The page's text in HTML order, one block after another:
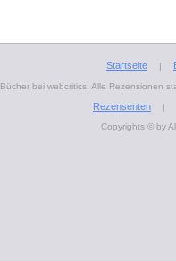
Startseite |
Bücher bei webcritics: Alle Rezensionen
Rezensenten
|
Copyrights © by